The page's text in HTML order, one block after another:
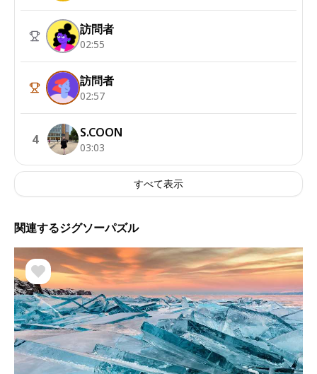
訪問者
02:55
訪問者
02:57
4 S.COON
03:03
すべて表示
関連するジグソーパズル